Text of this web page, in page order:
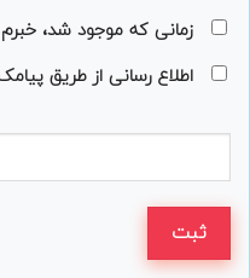
زمانی که موجود شد،
اطلاع رسانی از طریق
ثبت